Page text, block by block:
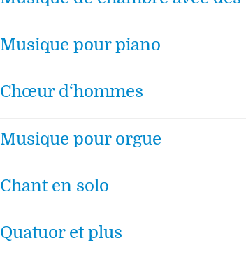
Musique pour piano
Chœur d‘hommes
Musique pour orgue
Chant en solo
Quatuor et plus